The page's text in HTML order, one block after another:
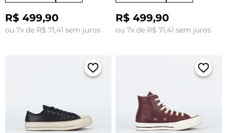
R$ 499,90
ou 7x de R$ 71,41 sem juros
R$ 499,90
ou 7x de R$ 71,41 sem juros